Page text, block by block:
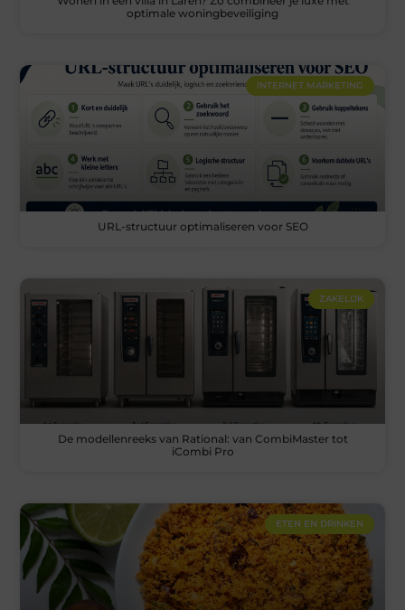
optimale woningbeveiliging
INTERNET MARKETING
URL-structuur optimaliseren voor SEO
ZAKELIJK
De modellenreeks van Rational: van CombiMaster tot
iCombi Pro
ETEN EN DRINKEN